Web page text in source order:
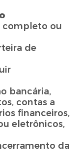
completo ou
de
bancária,
contas a
financeiros,
eletrônicos,
da